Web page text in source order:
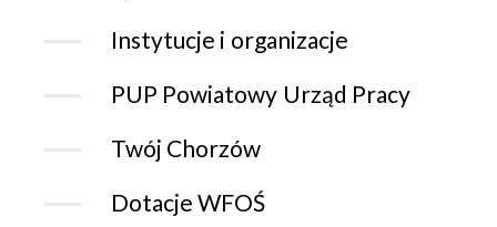
Instytucje i organizacje
PUP Powiatowy Urząd Pracy
Twój Chorzów
Dotacje WFOŚ